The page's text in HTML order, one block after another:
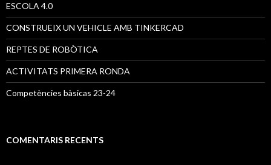
ESCOLA 4.0
CONSTRUEIX UN VEHICLE AMB TINKERCAD
REPTES DE ROBÒTICA
ACTIVITATS PRIMERA RONDA
Competències bàsicas 23-24
COMENTARIS RECENTS